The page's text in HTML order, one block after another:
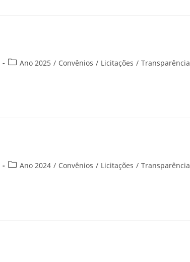
Categoria
Ano 2025 / Convênios / Licitações / Transparência
Categoria
Ano 2024 / Convênios / Licitações / Transparência